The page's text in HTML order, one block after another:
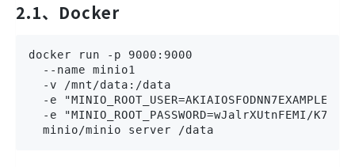
2.1、Docker
docker run -p 9000:9000
  --name minio1
  -v /mnt/data:/data
  -e "MINIO_ROOT_USER=AKIAIOSFODNN7EXAMPLE"
-e "MINIO_ROOT_PASSWORD=wJalrXUtnFEMI/
  minio/minio server /data